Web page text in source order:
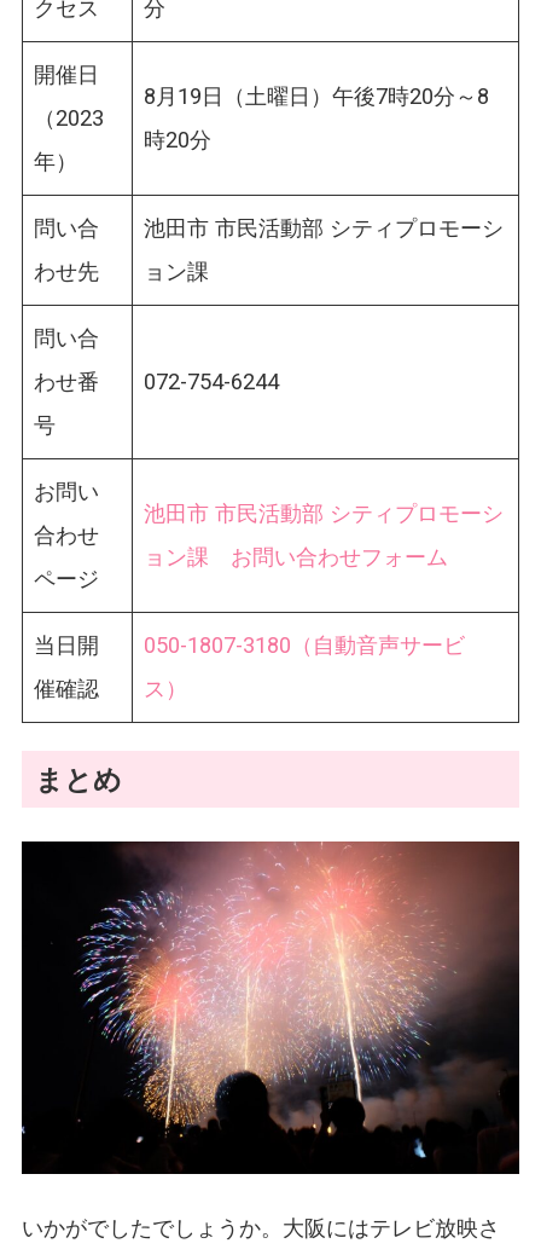
クセス 分
開催日
（2023
年）
8月19日（土曜日）午後7時20分～8
時20分
問い合
わせ先
池田市 市民活動部 シティプロモーシ
ョン課
問い合
わせ番
号
072-754-6244
お問い
合わせ
ページ
池田市 市民活動部 シティプロモーシ
ョン課 お問い合わせフォーム
当日開
催確認
050-1807-3180（自動音声サービ
ス）
まとめ
いかがでしたでしょうか。大阪にはテレビ放映さ